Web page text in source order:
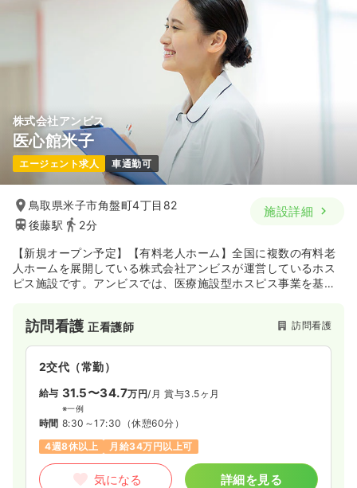
株式会社アンビス
医心館米子
エージェント求人 車通勤可
鳥取県米子市角盤町4丁目82
後藤駅
2分
施設詳細
【新規オープン予定】【有料老人ホーム】全国に複数の有料老
人ホームを展開している株式会社アンビスが運営しているホス
ピス施設です。アンビスでは、医療施設型ホスピス事業を基軸
日、夜間も看護師・介護士による訪問ケア対応が可能な『医療
特化型施設』となっています。医療依存度が高い方に向けた新
しいお住まいの提案をしています。
訪問看護正看護師 訪問看護
2交代（常勤）
給与 31.5〜34.7万円/月 賞与3.5ヶ月
※一例
時間 8:30～17:30 （休憩60分）
4週8休以上
月給34万円以上可
気になる 詳細を見る